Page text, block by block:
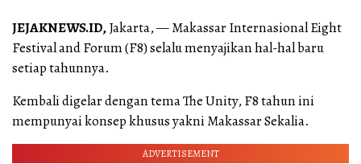
JEJAKNEWS.ID,Jakarta, — Makassar Internasional Eight
Festival and Forum (F8) selalu menyajikan hal-hal baru
setiap tahunnya.
Kembali digelar dengan tema The Unity, F8 tahun ini
mempunyai konsep khusus yakni Makassar Sekalia.
ADVERTISEMENT